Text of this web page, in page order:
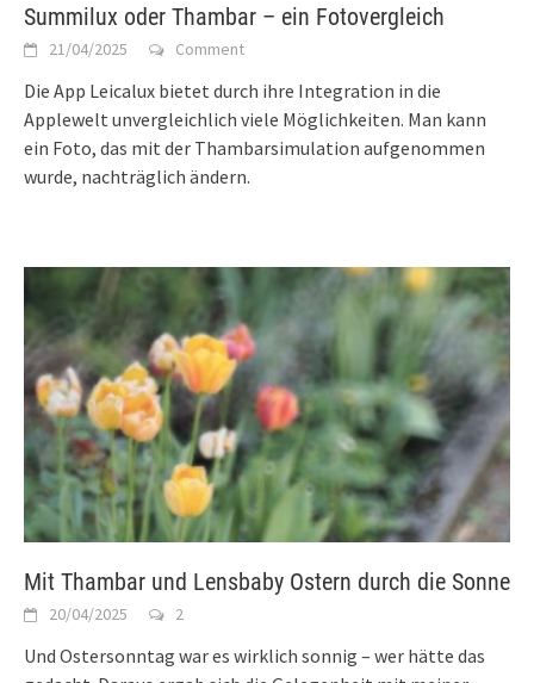
Summilux oder Thambar – ein Fotovergleich
21/04/2025 Comment
Die App Leicalux bietet durch ihre Integration in die
Applewelt unvergleichlich viele Möglichkeiten. Man kann
ein Foto, das mit der Thambarsimulation aufgenommen
wurde, nachträglich ändern.
Mit Thambar und Lensbaby Ostern durch die Sonne
20/04/2025 2
Und Ostersonntag war es wirklich sonnig – wer hätte das